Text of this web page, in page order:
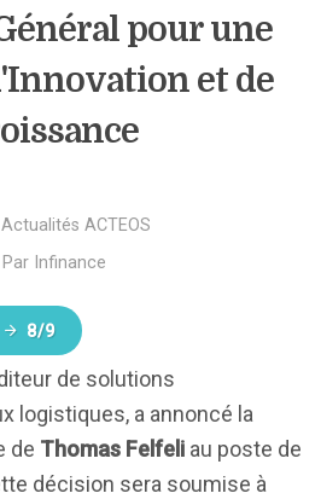
pour une
et de
Actualités ACTEOS
Par Infinance
8/9
de solutions
logistiques, a annoncé la
de Thomas Felfeli au poste de
décision sera soumise à